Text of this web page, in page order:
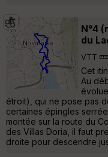
N°4
du
VTT
Cet
Au
étroit), qui ne pose pas
certaines épingles
montée sur la route du
des Villas Doria, il faut
droite pour descendre